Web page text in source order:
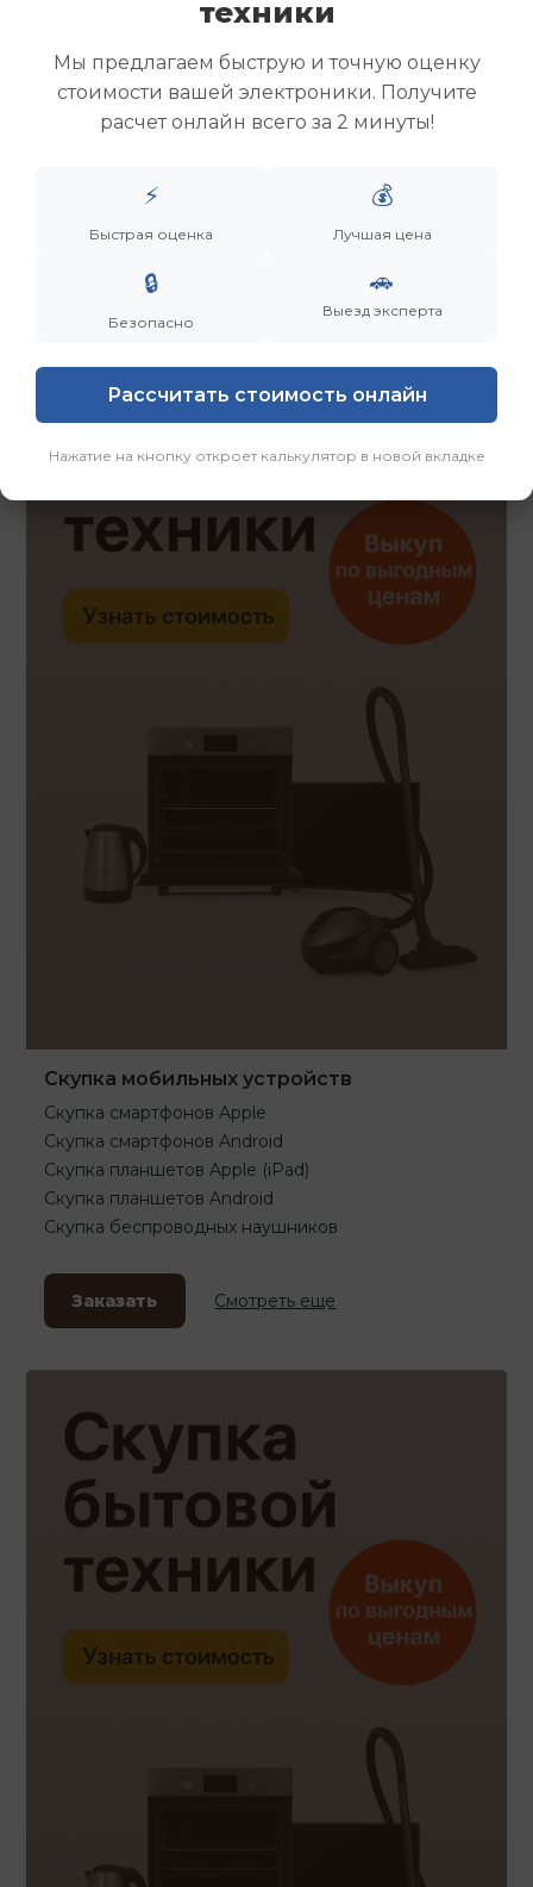
Скупка ноутбуков
Скупка игровых ноутбуков
Скупка рабочих ноутбуков
Скупка старых ноутбуков (б/у)
Скупка роутеров и сетевого оборудования
Скупка мобильных устройств
Скупка смартфонов Apple
Скупка смартфонов Android
Скупка планшетов Apple (iPad)
Скупка планшетов Android
Скупка беспроводных наушников
Заказать Смотреть еще
техники
Мы предлагаем быструю и точную оценку
стоимости вашей электроники. Получите
расчет онлайн всего за 2 минуты!
⚡
Быстрая оценка
💰
Лучшая цена
🔒
Безопасно
🚗
Выезд эксперта
Рассчитать стоимость онлайн
Нажатие на кнопку откроет калькулятор в новой вкладке